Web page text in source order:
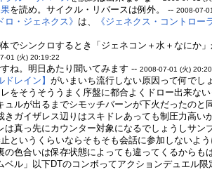
を読め。サイクル・リバースは例外。 --2008-07-
ロ・ジェネクス》 は、 《ジェネクス・コントロー
でシンクロするとき「ジェネコン＋水＋なにか
01 (火) 20:19:22
ね。明日あたり聞いてみます --2008-07-01 (火)
ドレイン】がいまいち流行しない原因って何でし
をそうそううまく序盤に都合よくドロー出来な
ュルが出るまでシモッチバーンが下火だったの
きガイザレス辺りはスキドレあっても制圧力高
は真っ先にカウンター対象になるでしょうしサ
というくらいならそもそも会話に参加しないよ
の色合いは保存状態によっても違ってくるからも
ベル」以下DTのコンボってアクションデュエル